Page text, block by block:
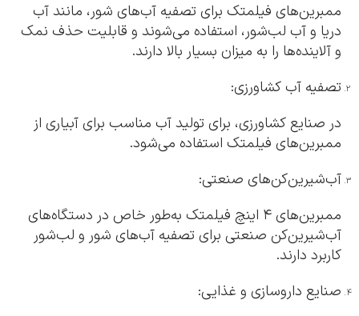
ممبرین‌های فیلمتک برای تصفیه آب‌های شور، مانند آب
دریا و آب لب‌شور، استفاده می‌شوند و قابلیت حذف نمک
و آلاینده‌ها را به میزان بسیار بالا دارند.
تصفیه آب کشاورزی:
در صنایع کشاورزی، برای تولید آب مناسب برای آبیاری از
ممبرین‌های فیلمتک استفاده می‌شود.
آب‌شیرین‌کن‌های صنعتی:
ممبرین‌های ۴ اینچ فیلمتک به‌طور خاص در دستگاه‌های
آب‌شیرین‌کن صنعتی برای تصفیه آب‌های شور و لب‌شور
کاربرد دارند.
صنایع داروسازی و غذایی: